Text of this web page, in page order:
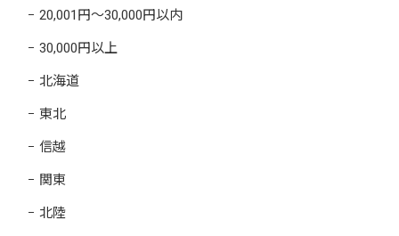
20,001円～30,000円以内
30,000円以上
北海道
東北
信越
関東
北陸